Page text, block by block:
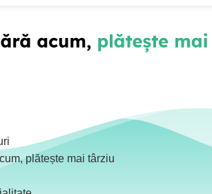
plătește mai târziu